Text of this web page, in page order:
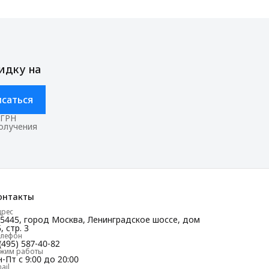
на
город Москва, Ленинградское шоссе, дом
стр. 3
587-40-82
работы
Пт с 9:00 до 20:00